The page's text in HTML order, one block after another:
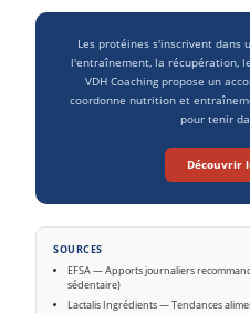
Les protéines s'inscrivent dans
l'entraînement, la récupération,
VDH Coaching propose un
coordonne nutrition et
pour tenir
Découvrir
SOURCES
EFSA — Apports journaliers
sédentaire)
Lactalis Ingrédients — Tendances